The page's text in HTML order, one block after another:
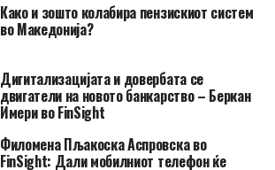
Како и зошто колабира пензискиот систем
во Македонија?
Дигитализацијата и довербата се
двигатели на новото банкарство – Беркан
Имери во FinSight
Филомена Пљакоска Аспровска во
FinSight: Дали мобилниот телефон ќе